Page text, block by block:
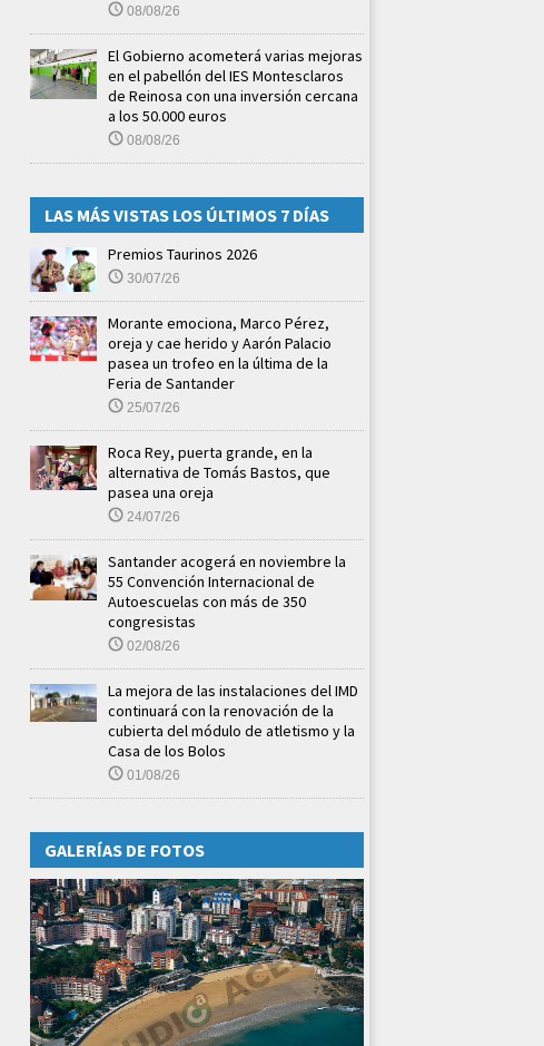
08/08/26
El Gobierno acometerá varias mejoras
en el pabellón del IES Montesclaros
de Reinosa con una inversión cercana
a los 50.000 euros
08/08/26
LAS MÁS VISTAS LOS ÚLTIMOS 7 DÍAS
Premios Taurinos 2026
30/07/26
Morante emociona, Marco Pérez,
oreja y cae herido y Aarón Palacio
pasea un trofeo en la última de la
Feria de Santander
25/07/26
Roca Rey, puerta grande, en la
alternativa de Tomás Bastos, que
pasea una oreja
24/07/26
Santander acogerá en noviembre la
55 Convención Internacional de
Autoescuelas con más de 350
congresistas
02/08/26
La mejora de las instalaciones del IMD
continuará con la renovación de la
cubierta del módulo de atletismo y la
Casa de los Bolos
01/08/26
GALERÍAS DE FOTOS